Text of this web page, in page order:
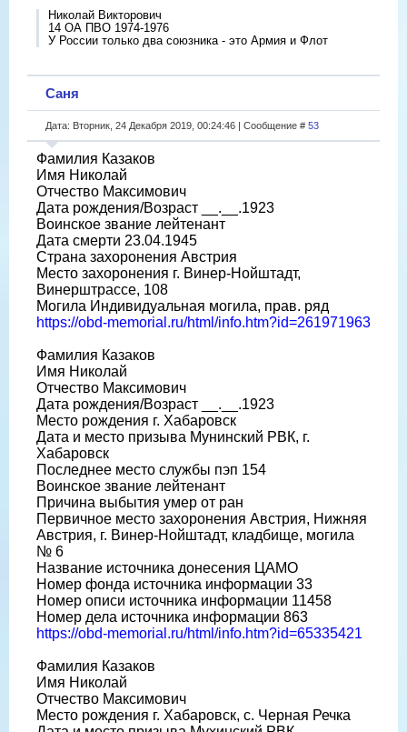
Николай Викторович
14 ОА ПВО 1974-1976
У России только два союзника - это Армия и Флот
Саня
Дата: Вторник, 24 Декабря 2019, 00:24:46 | Сообщение # 53
Фамилия Казаков
Имя Николай
Отчество Максимович
Дата рождения/Возраст __.__.1923
Воинское звание лейтенант
Дата смерти 23.04.1945
Страна захоронения Австрия
Место захоронения г. Винер-Нойштадт,
Винерштрассе, 108
Могила Индивидуальная могила, прав. ряд
https://obd-memorial.ru/html/info.htm?id=261971963
Фамилия Казаков
Имя Николай
Отчество Максимович
Дата рождения/Возраст __.__.1923
Место рождения г. Хабаровск
Дата и место призыва Мунинский РВК, г.
Хабаровск
Последнее место службы пэп 154
Воинское звание лейтенант
Причина выбытия умер от ран
Первичное место захоронения Австрия, Нижняя
Австрия, г. Винер-Нойштадт, кладбище, могила
№ 6
Название источника донесения ЦАМО
Номер фонда источника информации 33
Номер описи источника информации 11458
Номер дела источника информации 863
https://obd-memorial.ru/html/info.htm?id=65335421
Фамилия Казаков
Имя Николай
Отчество Максимович
Место рождения г. Хабаровск, с. Черная Речка